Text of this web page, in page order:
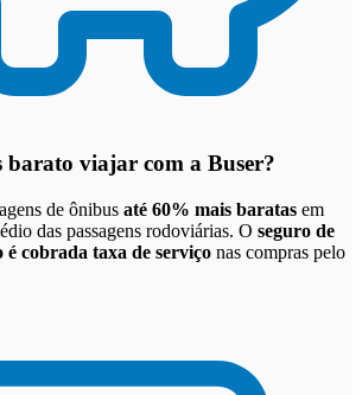
barato viajar com a Buser?
de ônibus até 60% mais baratas em
das passagens rodoviárias. O seguro de
é cobrada taxa de serviço nas compras pelo